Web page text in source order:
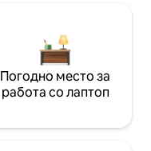
Погодно место за
работа со лаптоп